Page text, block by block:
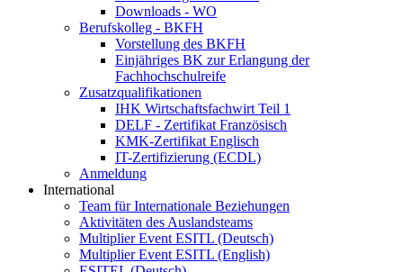
Downloads - WO
Berufskolleg - BKFH
Vorstellung des BKFH
Einjähriges BK zur Erlangung der
Fachhochschulreife
Zusatzqualifikationen
IHK Wirtschaftsfachwirt Teil 1
DELF - Zertifikat Französisch
KMK-Zertifikat Englisch
IT-Zertifizierung (ECDL)
Anmeldung
International
Team für Internationale Beziehungen
Aktivitäten des Auslandsteams
Multiplier Event ESITL (Deutsch)
Multiplier Event ESITL (English)